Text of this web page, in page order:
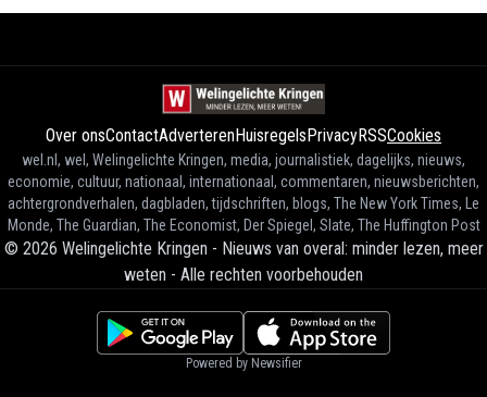
Over onsContactAdverterenHuisregelsPrivacyRSSCookies
wel.nl, wel, Welingelichte Kringen, media, journalistiek, dagelijks, nieuws,
economie, cultuur, nationaal, internationaal, commentaren, nieuwsberichten,
achtergrondverhalen, dagbladen, tijdschriften, blogs, The New York Times, Le
Monde, The Guardian, The Economist, Der Spiegel, Slate, The Huffington Post
© 2026 Welingelichte Kringen - Nieuws van overal: minder lezen, meer
weten - Alle rechten voorbehouden
Powered by Newsifier